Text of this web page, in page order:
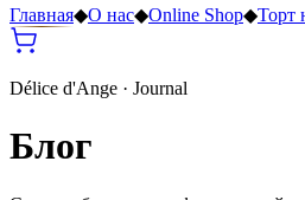
Главная◆О нас◆Online Shop◆Торт
Délice d'Ange · Journal
Блог